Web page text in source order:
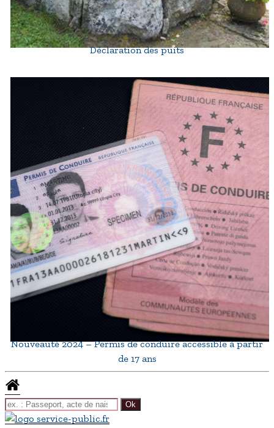
Déclaration des puits
Nouveauté 2024 – Permis de conduire accessible à partir
de 17 ans